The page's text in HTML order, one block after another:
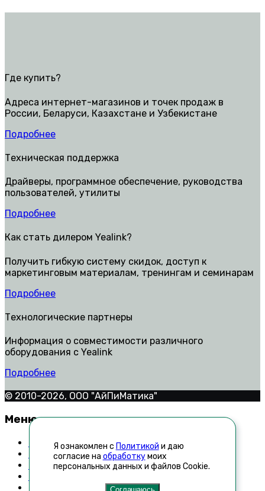
Где купить?
Адреса интернет-магазинов и точек продаж в
России, Беларуси, Казахстане и Узбекистане
Подробнее
Техническая поддержка
Драйверы, программное обеспечение, руководства
пользователей, утилиты
Подробнее
Как стать дилером Yealink?
Получить гибкую систему скидок, доступ к
маркетинговым материалам, тренингам и семинарам
Подробнее
Технологические партнеры
Информация о совместимости различного
оборудования с Yealink
Подробнее
© 2010-2026, ООО "АйПиМатика"
Меню
Контакты
Техническая поддержка
Как стать дилером
Я ознакомлен с Политикой и даю
согласие на обработкумоих
персональных данных и файлов Cookie.